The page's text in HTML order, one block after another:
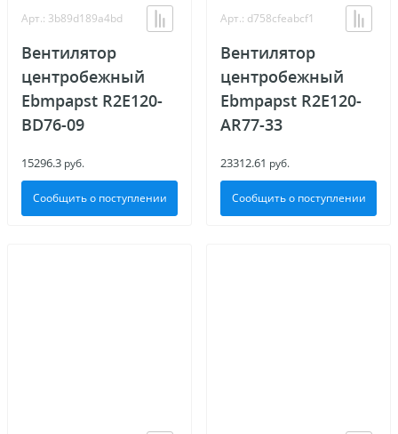
Арт.: 3b89d189a4bd
Вентилятор
центробежный
Ebmpapst R2E120-
BD76-09
15296.3 руб.
Сообщить о поступлении
Арт.: d758cfeabcf1
Вентилятор
центробежный
Ebmpapst R2E120-
AR77-33
23312.61 руб.
Сообщить о поступлении